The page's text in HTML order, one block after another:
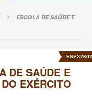
ESCOLA DE SAÚDE E
ESEX2602
DE SAÚDE E
EXÉRCITO